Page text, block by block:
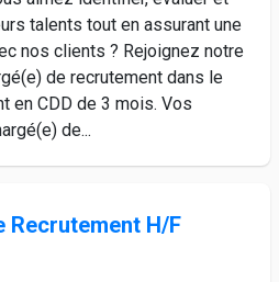
talents tout en assurant une
nos clients ? Rejoignez notre
de recrutement dans le
en CDD de 3 mois. Vos
de...
Recrutement H/F